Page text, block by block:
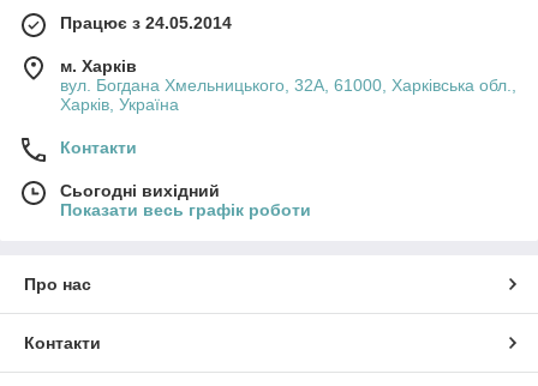
Працює з 24.05.2014
м. Харків
вул. Богдана Хмельницького, 32А, 61000, Харківська обл.,
Харків, Україна
Контакти
Сьогодні вихідний
Показати весь графік роботи
Про нас
Контакти